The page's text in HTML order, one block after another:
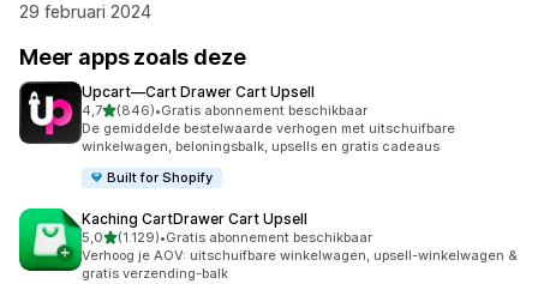
29 februari 2024
Meer apps zoals deze
Upcart—Cart Drawer Cart Upsell
4,7van 5 sterren
(846)
846 recensies in totaal
•Gratis abonnement beschikbaar
De gemiddelde bestelwaarde verhogen met uitschuifbare
winkelwagen, beloningsbalk, upsells en gratis cadeaus
Built for Shopify
Kaching CartDrawer Cart Upsell
5,0van 5 sterren
(1.129)
1129 recensies in totaal
•Gratis abonnement beschikbaar
Verhoog je AOV: uitschuifbare winkelwagen, upsell-winkelwagen &
gratis verzending-balk